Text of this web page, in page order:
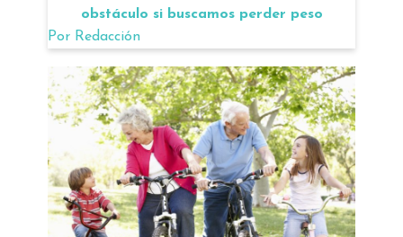
obstáculo si buscamos perder peso
Por Redacción